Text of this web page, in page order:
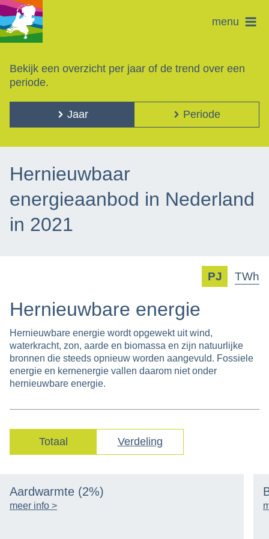
menu
Bekijk een overzicht per jaar of de trend over een
periode.
Jaar Periode
Hernieuwbaar
energieaanbod in Nederland
in 2021
PJ TWh
Hernieuwbare energie
Hernieuwbare energie wordt opgewekt uit wind,
waterkracht, zon, aarde en biomassa en zijn natuurlijke
bronnen die steeds opnieuw worden aangevuld. Fossiele
energie en kernenergie vallen daarom niet onder
hernieuwbare energie.
Totaal Verdeling
Aardwarmte (2%)
meer info >